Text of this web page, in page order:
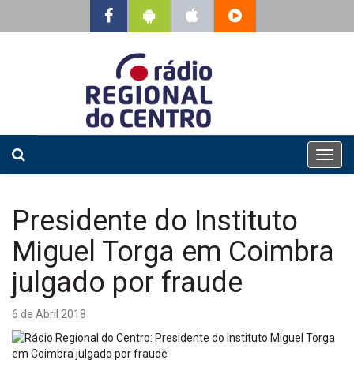
T
o
n
a
Presidente do Instituto
Miguel Torga em Coimbra
julgado por fraude
6 de Abril 2018